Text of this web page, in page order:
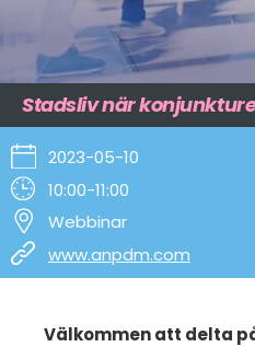
Stadsliv när
2023-05-10
10:00-11:00
Webbinar
www.anpdm.com
Välkommen att delta